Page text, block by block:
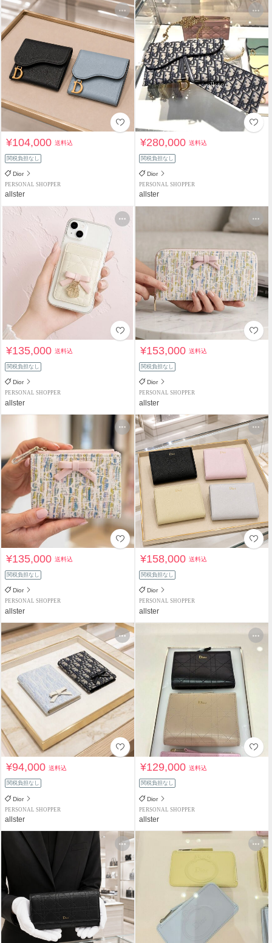
¥104,000送料込
関税負担なし
Dior
PERSONAL SHOPPER
allster
¥280,000送料込
関税負担なし
Dior
PERSONAL SHOPPER
allster
¥135,000送料込
関税負担なし
Dior
PERSONAL SHOPPER
allster
¥153,000送料込
関税負担なし
Dior
PERSONAL SHOPPER
allster
¥135,000送料込
関税負担なし
Dior
PERSONAL SHOPPER
allster
¥158,000送料込
関税負担なし
Dior
PERSONAL SHOPPER
allster
¥94,000送料込
関税負担なし
Dior
PERSONAL SHOPPER
allster
¥129,000送料込
関税負担なし
Dior
PERSONAL SHOPPER
allster